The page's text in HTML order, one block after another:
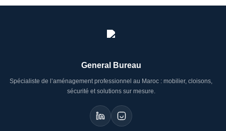
General Bureau
Spécialiste de l’aménagement professionnel au Maroc : mobilier, cloisons,
sécurité et solutions sur mesure.